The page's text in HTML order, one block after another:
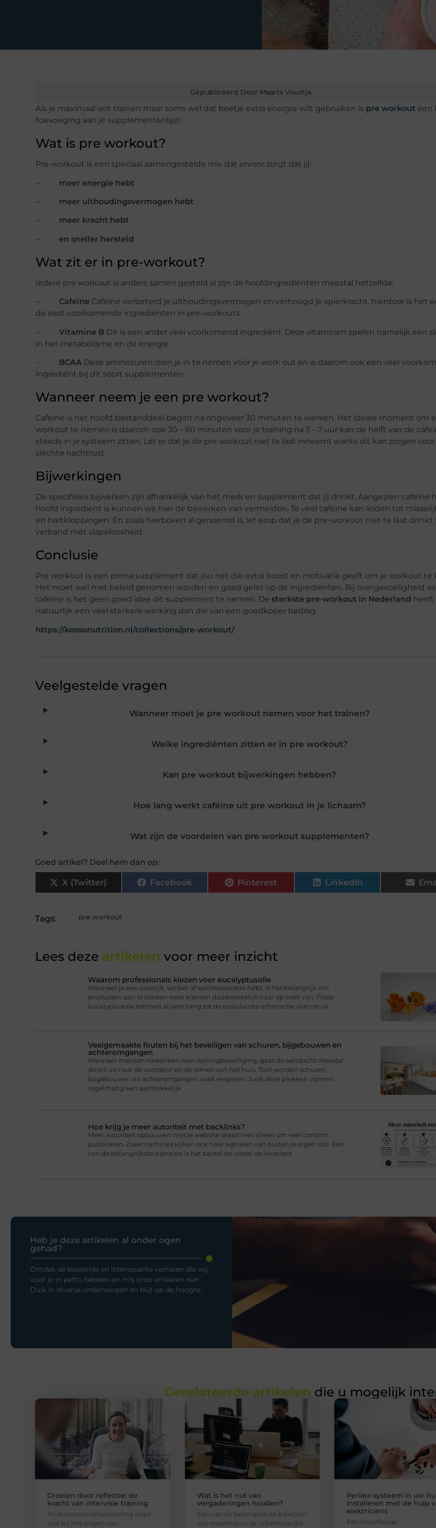
Gepubliceerd Door Maarts Viooltje
Als je maximaal wilt trainen maar soms wel dat beetje extra energie wilt gebruiken is pre workout een
toevoeging aan je supplementenlijst!
Wat is pre workout?
Pre-workout is een speciaal samengestelde mix dat ervoor zorgt dat jij:
– meer energie hebt
– meer uithoudingsvermogen hebt
– meer kracht hebt
– en sneller hersteld
Wat zit er in pre-workout?
Iedere pre workout is anders samen gesteld al zijn de hoofdingrediënten meestal hetzelfde:
– Cafeïne Cafeïne verbeterd je uithoudingsvermogen en verhoogd je spierkracht, hierdoor is het
de eest voorkomende ingrediënten in pre-workouts.
– Vitamine B Dit is een ander veel voorkomend ingrediënt. Deze vitaminen spelen namelijk een
in het metabolisme en de energie.
– BCAA Deze aminozuren dien je in te nemen vóór je work out en is daarom ook een veel
ingrediënt bij dit soort supplementen.
Wanneer neem je een pre workout?
Cafeïne is het hoofd bestanddeel begint na ongeveer 30 minuten te werken. Het ideale moment om
workout te nemen is daarom ook 30 – 60 minuten voor je training na 3 – 7 uur kan de helft van de
steeds in je systeem zitten. Let er dat je de pre workout niet te laat inneemt wants dit kan zorgen
slechte nachtrust.
Bijwerkingen
De specifieke bijwerken zijn afhankelijk van het merk en supplement dat jij drinkt. Aangezien cafeïne
hoofd ingrediënt is kunnen we hier de bijwerken van vermelden. Te veel cafeïne kan leiden tot
en hartkloppingen. En zoals hierboven al genoemd is, let erop dat je de pre-workout niet te laat drinkt
verband met slapeloosheid.
Conclusie
Pre workout is een prima supplement dat jou net die extra boost en motivatie geeft om je workout te
Het moet wel met beleid genomen worden en goed gelet op de ingrediënten. Bij overgevoeligheid
cafeïne is het geen goed idee dit supplement te nemen. De sterkste pre-workout in Nederland heeft
natuurlijk een veel sterkere werking dan die van een goedkoper bedrag.
https://kossonutrition.nl/collections/pre-workout/
Veelgestelde vragen
Wanneer moet je pre workout nemen voor het trainen?
Welke ingrediënten zitten er in pre workout?
Kan pre workout bijwerkingen hebben?
Hoe lang werkt caféine uit pre workout in je lichaam?
Wat zijn de voordelen van pre workout supplementen?
Goed artikel? Deel hem dan op:
X (Twitter) Facebook Pinterest LinkedIn
Tags: pre workout
Lees deze artikelen voor meer inzicht
Waarom professionals kiezen voor eucalyptusolie
Wanneer je een praktijk, winkel of wellnesslocatie hebt, is het belangrijk om
producten aan te bieden waar klanten daadwerkelijk naar op zoek zijn. Frisse
eucalyptusolie behoort al jarenlang tot de populairste etherische oliën en is
Veelgemaakte fouten bij het beveiligen van schuren, bijgebouwen en
achteromgangen
Wanneer mensen nadenken over woningbeveiliging, gaat de aandacht meestal
direct uit naar de voordeur en de ramen van het huis. Toch worden schuren,
bijgebouwen en achteromgangen vaak vergeten. Juist deze plekken vormen
regelmatig een aantrekkelijk
Hoe krijg je meer autoriteit met backlinks?
Meer autoriteit opbouwen met je website draait niet alleen om veel content
publiceren. Zoekmachines kijken ook naar signalen van buiten je eigen site. Een
van de belangrijkste signalen is het aantal en vooral de kwaliteit
Heb je deze artikelen al onder ogen
gehad?
Ontdek de boeiende en interessante verhalen die wij
voor je in petto hebben en mis onze artikelen niet.
Duik in diverse onderwerpen en blijf op de hoogte.
Gerelateerde artikelen die u mogelijk
Groeien door reflectie: de
kracht van intervisie training
Professionele ontwikkeling stopt
niet bij het volgen van
Wat is het nut van
vergaderingen houden?
Een van de belangrijkste aspecten
van meetings is de informatie die
Perilex-systeem in uw
installeren met de hulp
elektriciens
Een enkelfasige